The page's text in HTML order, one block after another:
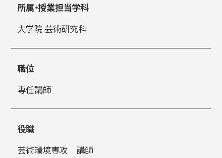
卒業生の方
所属・授業担当学科
大学院 芸術研究科
職位
専任講師
役職
芸術環境専攻 講師